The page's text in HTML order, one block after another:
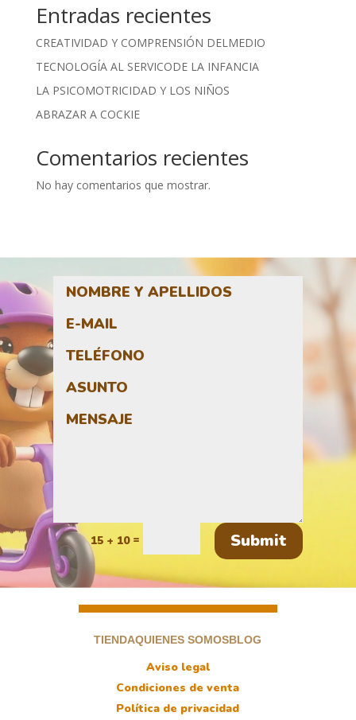
Entradas recientes
CREATIVIDAD Y COMPRENSIÓN DELMEDIO
TECNOLOGÍA AL SERVICODE LA INFANCIA
LA PSICOMOTRICIDAD Y LOS NIÑOS
ABRAZAR A COCKIE
Comentarios recientes
No hay comentarios que mostrar.
15 + 10= Submit
TIENDAQUIENES SOMOSBLOG
Aviso legal
Condiciones de venta
Política de privacidad